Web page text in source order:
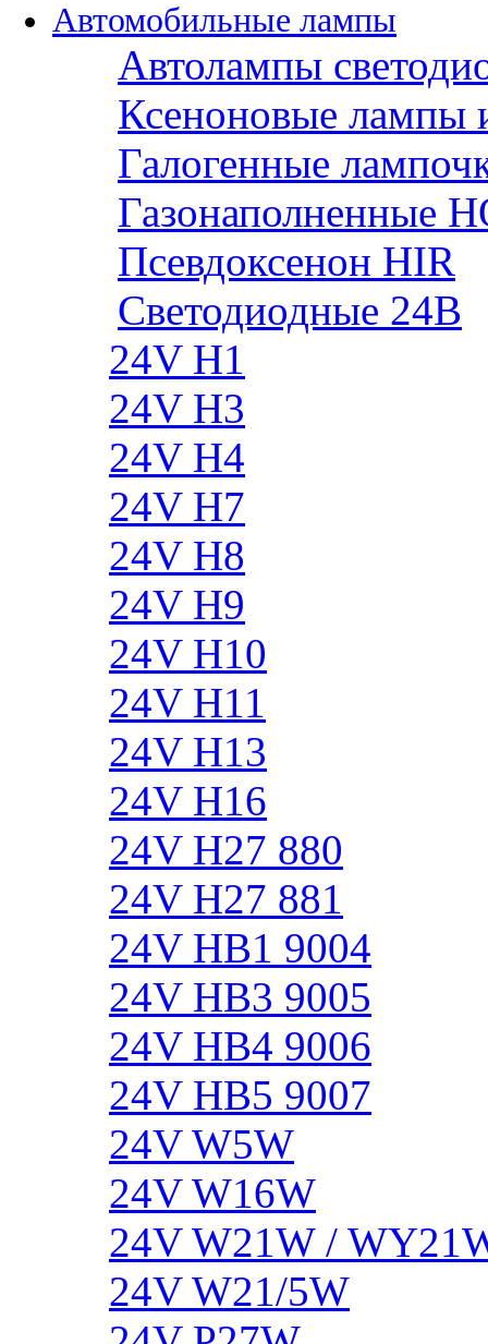
Автомобильные лампы
Автолампы
Ксеноновые лампы
Галогенные
Газонаполненные
Псевдоксенон HIR
Cветодиодные 24B
24V H1
24V H3
24V H4
24V H7
24V H8
24V H9
24V H10
24V H11
24V H13
24V H16
24V H27 880
24V H27 881
24V HB1 9004
24V HB3 9005
24V HB4 9006
24V HB5 9007
24V W5W
24V W16W
24V W21W /
24V W21/5W